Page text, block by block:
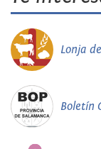
Lonja
Boletín